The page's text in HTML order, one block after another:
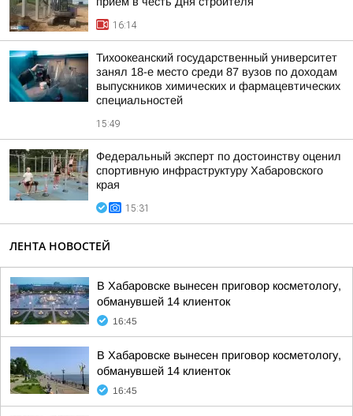
16:14
Тихоокеанский государственный университет
занял 18-е место среди 87 вузов по доходам
выпускников химических и фармацевтических
специальностей
15:49
Федеральный эксперт по достоинству оценил
спортивную инфраструктуру Хабаровского
края
15:31
ЛЕНТА НОВОСТЕЙ
В Хабаровске вынесен приговор косметологу,
обманувшей 14 клиенток
16:45
В Хабаровске вынесен приговор косметологу,
обманувшей 14 клиенток
16:45